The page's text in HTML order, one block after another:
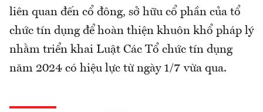
liên quan đến cổ đông, sở hữu cổ phần của tổ
chức tín dụng để hoàn thiện khuôn khổ pháp lý
nhằm triển khai Luật Các Tổ chức tín dụng
năm 2024 có hiệu lực từ ngày 1/7 vừa qua.